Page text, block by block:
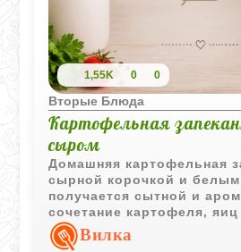
1,55K 0 0
Вторые Блюда
Картофельная
сыром
Домашняя картофельная
сырной корочкой и
получается сытной и
сочетание картофеля,
отлично подходит для
семейного ужина.
Вилка